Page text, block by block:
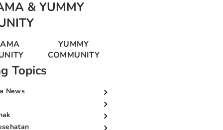
& YUMMY
YUMMY
COMMUNITY
Topics
News